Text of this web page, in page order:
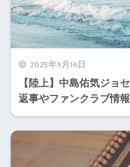
2025年9月16日
【陸上】中島佑気ジョ
返事やファンクラブ情